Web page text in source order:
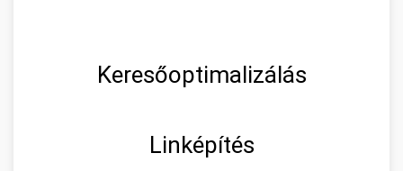
Keresőoptimalizálás
Linképítés